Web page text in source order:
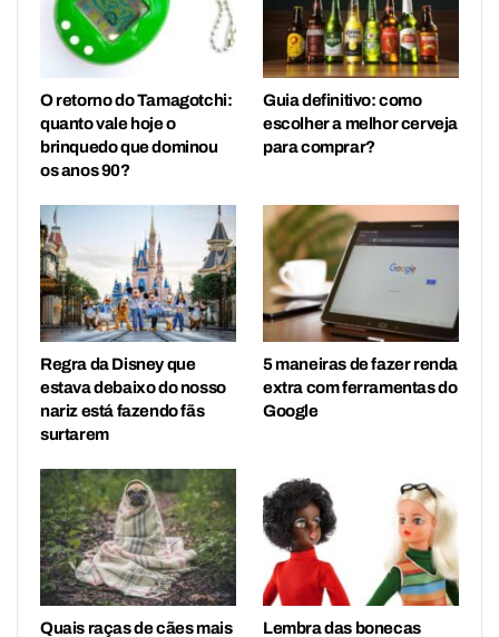
O retorno do Tamagotchi:
quanto vale hoje o
brinquedo que dominou
os anos 90?
Guia definitivo: como
escolher a melhor cerveja
para comprar?
Regra da Disney que
estava debaixo do nosso
nariz está fazendo fãs
surtarem
5 maneiras de fazer renda
extra com ferramentas do
Google
Quais raças de cães mais Lembra das bonecas